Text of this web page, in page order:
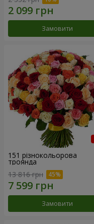
Замовити
151 різнокольорова
троянда
13 816 грн
Замовити